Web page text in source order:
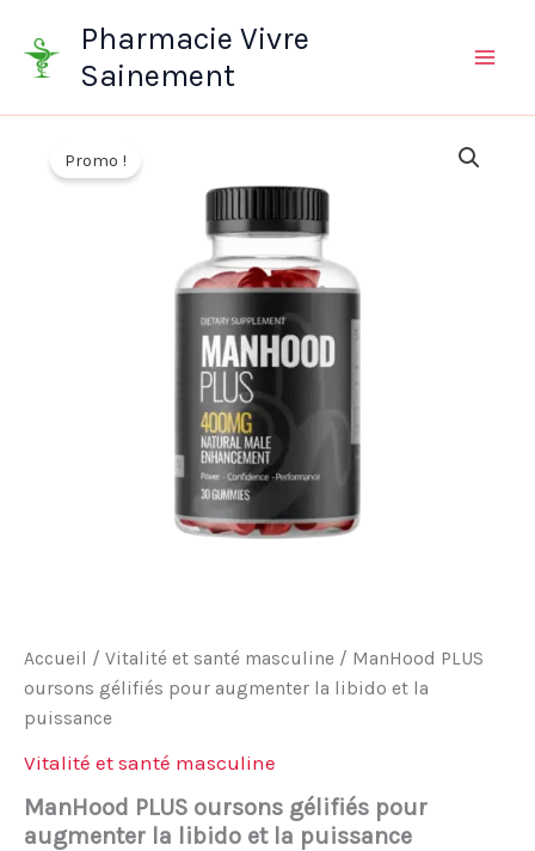
contenu
Pharmacie Vivre
Sainement
Promo !
Accueil / Vitalité et santé masculine / ManHood PLUS
oursons gélifiés pour augmenter la libido et la
puissance
Vitalité et santé masculine
ManHood PLUS oursons gélifiés pour
augmenter la libido et la puissance